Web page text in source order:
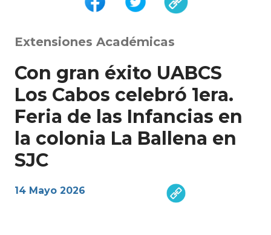
Extensiones Académicas
Con gran éxito UABCS
Los Cabos celebró 1era.
Feria de las Infancias en
la colonia La Ballena en
SJC
14 Mayo 2026